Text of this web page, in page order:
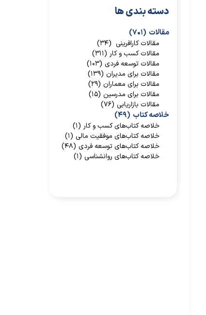
مقالات (۷۰۱)
مقالات کارافرینی (۳۴)
مقالات کسب و کار (۳۱۱)
مقالات توسعه فردی (۱۰۳)
مقالات برای مدیران (۱۳۹)
مقالات برای معماران (۲۹)
مقالات برای مدرسین (۱۵)
مقالات بازاریابی (۷۶)
خلاصه کتاب (۴۹)
خلاصه کتاب‌‌های کسب و کار (۱)
خلاصه کتاب‌‌های موفقیت مالی (۱)
خلاصه کتاب‌های توسعه فردی (۴۸)
خلاصه کتاب‌های روانشناسی (۱)
دسته بندی ها